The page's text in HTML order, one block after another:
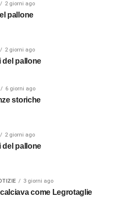
2 giorni ago
pallone
2 giorni ago
del pallone
6 giorni ago
storiche
2 giorni ago
del pallone
3 giorni ago
come Legrotaglie